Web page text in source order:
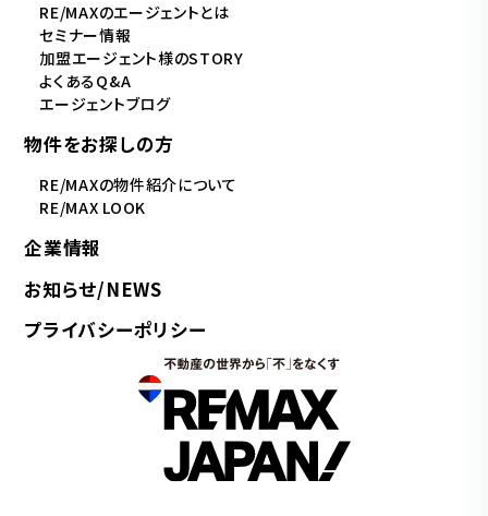
RE/MAXのエージェントとは
セミナー情報
加盟エージェント様のSTORY
よくあるQ&A
エージェントブログ
物件をお探しの方
RE/MAXの物件紹介について
RE/MAX LOOK
企業情報
お知らせ/NEWS
プライバシーポリシー